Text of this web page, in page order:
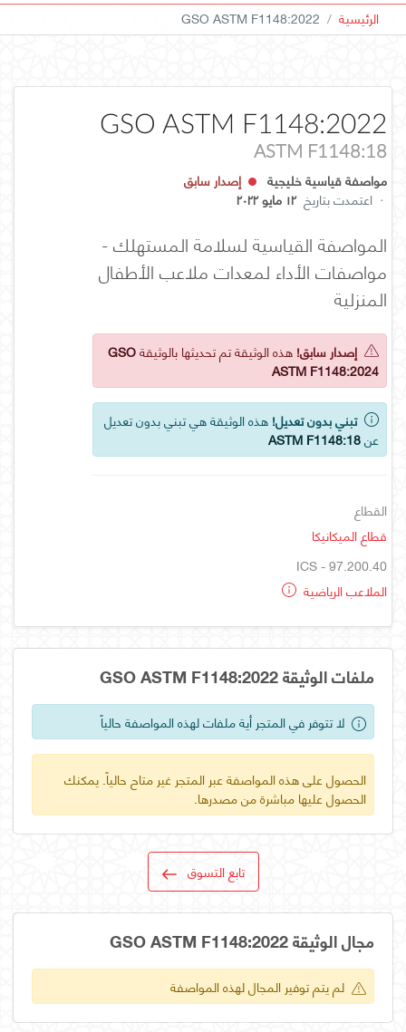
الرئيسية GSO ASTM F1148:2022
GSO ASTM F1148:2022
ASTM F1148:18
مواصفة قياسية خليجية
إصدار سابق
· اعتمدت بتاريخ ١٢ مايو ٢٠٢٢
المواصفة القياسية لسلامة المستهلك -
مواصفات الأداء لمعدات ملاعب الأطفال
المنزلية
إصدار سابق! هذه الوثيقة تم تحديثها بالوثيقةGSO
ASTM F1148:2024
تبني بدون تعديل! هذه الوثيقة هي تبني بدون تعديل
عنASTM F1148:18
القطاع
قطاع الميكانيكا
ICS - 97.200.40
الملاعب الرياضية
ملفات الوثيقة GSO ASTM F1148:2022
لا تتوفر في المتجر أية ملفات لهذه المواصفة حالياً
الحصول على هذه المواصفة عبر المتجر غير متاح حالياً. يمكنك
الحصول عليها مباشرة من مصدرها.
تابع التسوق
مجال الوثيقة GSO ASTM F1148:2022
لم يتم توفير المجال لهذه المواصفة